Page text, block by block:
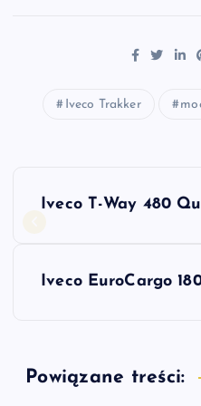
Iveco Trakker
N
g
Iveco T-Way 480
Iveco EuroCargo
Powiązane treści: